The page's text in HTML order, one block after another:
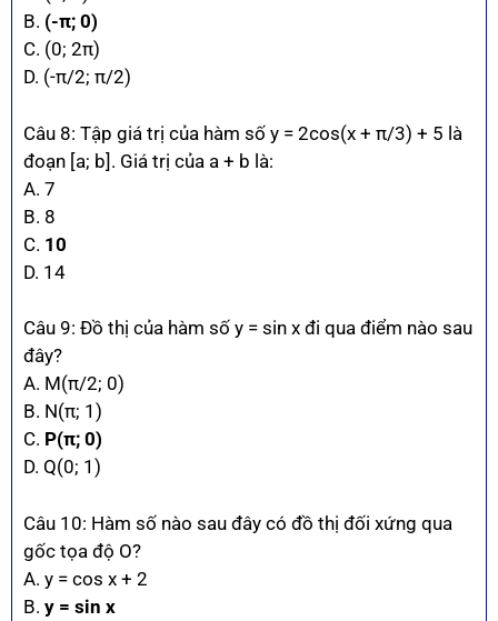
B. (-π; 0)
C. (0; 2π)
D. (-π/2; π/2)
Câu 8: Tập giá trị của hàm số y = 2cos(x + π/3) + 5 là
đoạn [a; b]. Giá trị của a + b là:
A. 7
B. 8
C. 10
D. 14
Câu 9: Đồ thị của hàm số y = sin x đi qua điểm nào sau
đây?
A. M(π/2; 0)
B. N(π; 1)
C. P(π; 0)
D. Q(0; 1)
Câu 10: Hàm số nào sau đây có đồ thị đối xứng qua
gốc tọa độ O?
A. y = cos x + 2
B. y = sin x